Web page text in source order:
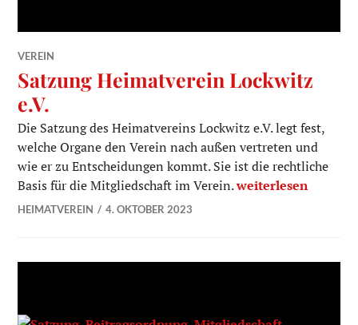
VEREIN
Satzung Heimatverein Lockwitz
e.V.
Die Satzung des Heimatvereins Lockwitz e.V. legt fest,
welche Organe den Verein nach außen vertreten und
wie er zu Entscheidungen kommt. Sie ist die rechtliche
Basis für die Mitgliedschaft im Verein.Satzung
weiterlesen
HEIMATVEREIN 4. OKTOBER 2023